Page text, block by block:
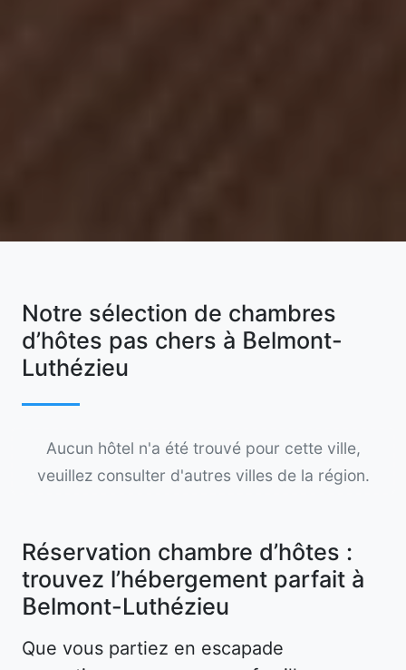
Notre sélection de chambres
d’hôtes pas chers à Belmont-
Luthézieu
Aucun hôtel n'a été trouvé pour cette ville,
veuillez consulter d'autres villes de la région.
Réservation chambre d’hôtes :
trouvez l’hébergement parfait à
Belmont-Luthézieu
Que vous partiez en escapade